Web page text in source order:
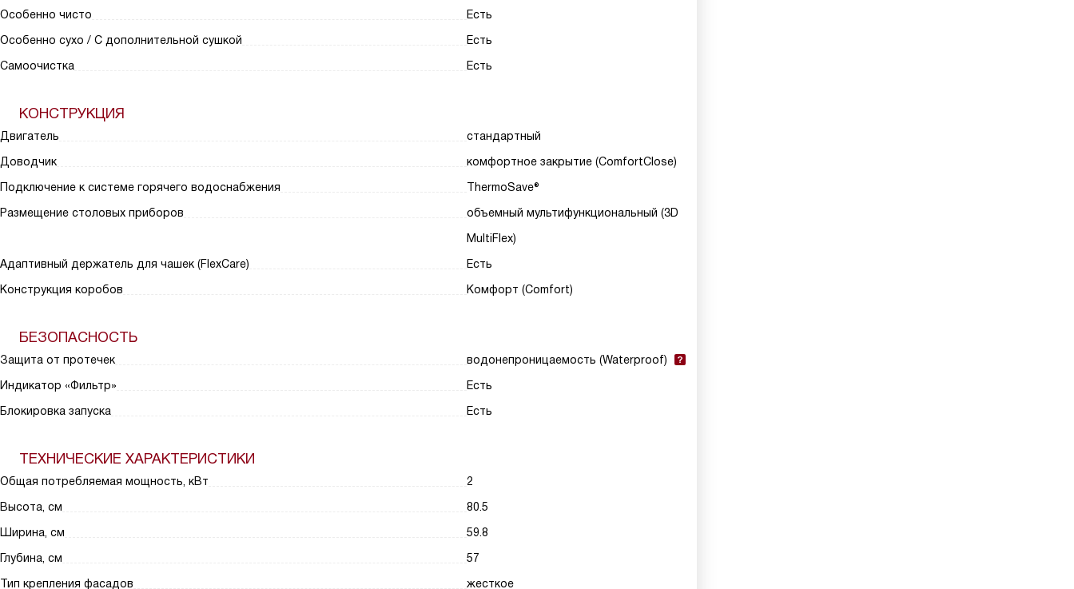
Особенно чисто
Есть
Особенно сухо / С дополнительной сушкой
Есть
Самоочистка
Есть
КОНСТРУКЦИЯ
Двигатель
стандартный
Доводчик
комфортное закрытие (ComfortClose)
Подключение к системе горячего водоснабжения
ThermoSave®
Размещение столовых приборов
объемный мультифункциональный (3D
MultiFlex)
Адаптивный держатель для чашек (FlexCare)
Есть
Конструкция коробов
Комфорт (Comfort)
БЕЗОПАСНОСТЬ
Защита от протечек
водонепроницаемость (Waterproof)
Индикатор «Фильтр»
Есть
Блокировка запуска
Есть
ТЕХНИЧЕСКИЕ ХАРАКТЕРИСТИКИ
Общая потребляемая мощность, кВт
2
Высота, см
80.5
Ширина, см
59.8
Глубина, см
57
Тип крепления фасадов
жесткое